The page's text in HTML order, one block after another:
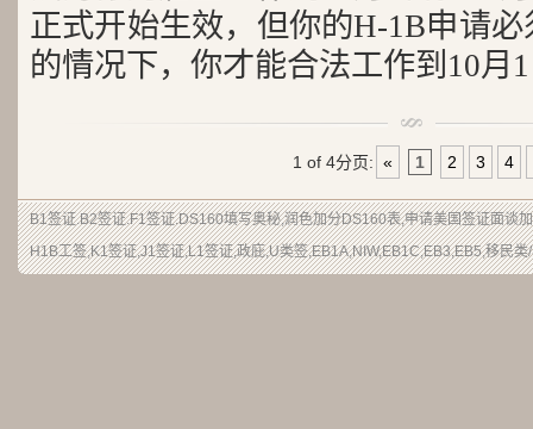
正式开始生效，但你的H-1B申请
的情况下，你才能合法工作到10月
1 of 4分页: « 1 2 3 4
B1签证.B2签证.F1签证.DS160填写奥秘,润色加分DS160表,申请美国签证面谈
H1B工签,K1签证,J1签证,L1签证,政庇,U类签,EB1A,NIW,EB1C,EB3,EB5,移民